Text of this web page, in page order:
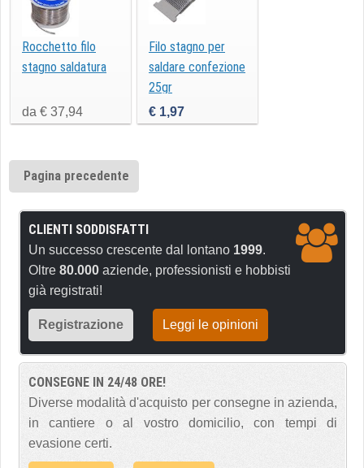
Rocchetto filo
stagno saldatura
da € 37,94
Filo stagno per
saldare confezione
25gr
€ 1,97
Pagina precedente
CLIENTI SODDISFATTI
Un successo crescente dal lontano 1999.
Oltre 80.000 aziende, professionisti e hobbisti
già registrati!
Registrazione Leggi le opinioni
CONSEGNE IN 24/48 ORE!
Diverse modalità d'acquisto per consegne in azienda,
in cantiere o al vostro domicilio, con tempi di
evasione certi.